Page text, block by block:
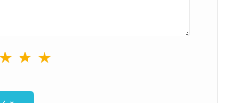
★ ★ ★